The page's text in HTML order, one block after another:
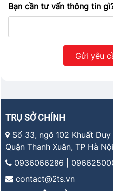
Bạn cần tư vấn thông tin
TRỤ SỞ CHÍNH
Số 33, ngõ 102 Khuất
Quận Thanh Xuân, TP Hà Nội
0936066286 |
contact@2ts.vn